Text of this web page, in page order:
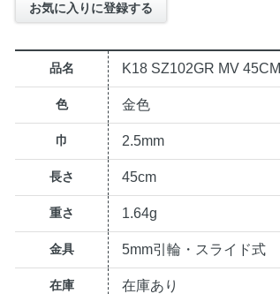
お気に入りに登録する
品名 K18 SZ102GR MV 45CM
色 金色
巾 2.5mm
長さ 45cm
重さ 1.64g
金具 5mm引輪・スライド式
在庫 在庫あり